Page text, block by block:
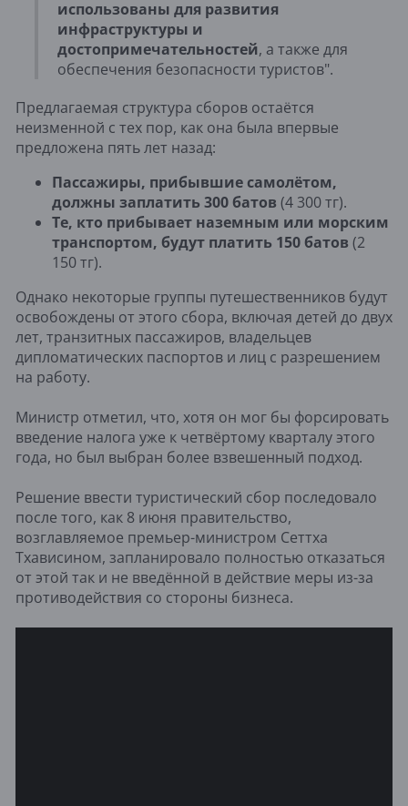
использованы для развития
инфраструктуры и
достопримечательностей, а также для
обеспечения безопасности туристов".
Предлагаемая структура сборов остаётся
неизменной с тех пор, как она была впервые
предложена пять лет назад:
Пассажиры, прибывшие самолётом,
должны заплатить 300 батов (4 300 тг).
Те, кто прибывает наземным или морским
транспортом, будут платить 150 батов (2
150 тг).
Однако некоторые группы путешественников будут
освобождены от этого сбора, включая детей до двух
лет, транзитных пассажиров, владельцев
дипломатических паспортов и лиц с разрешением
на работу.
Министр отметил, что, хотя он мог бы форсировать
введение налога уже к четвёртому кварталу этого
года, но был выбран более взвешенный подход.
Решение ввести туристический сбор последовало
после того, как 8 июня правительство,
возглавляемое премьер-министром Сеттха
Тхависином, запланировало полностью отказаться
от этой так и не введённой в действие меры из-за
противодействия со стороны бизнеса.